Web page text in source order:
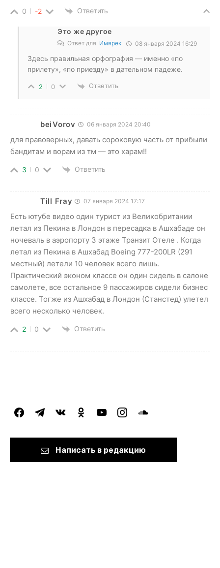
0 -2 Ответить
Это же другое
Ответ для Имярек 08 января 2024 16:29
Здесь правильная орфография — именно «по
прилету», «по приезду» в дательном падеже.
2 0 Ответить
beiVorov 06 января 2024 20:40
для правоверных, давать сороковую часть от прибыли
бандитам и ворам из тм — это харам!!
3 0 Ответить
Till Fray 07 января 2024 17:17
Есть ютубе видео один турист из Великобритании
летал из Пекина в Лондон в пересадка в Ашхабаде он
ночеваль в аэропорту 3 этаже Транзит Отеле . Когда
летал из Пекина в Ашхабад Boeing 777-200LR (291
местный) летели 10 человек всего лишь.
Практический эконом классе он один сидель в салоне
самолете, все остальное 9 пассажиров сидели бизнес
классе. Тогже из Ашхабад в Лондон (Станстед) улетел
всего несколько человек.
2 0 Ответить
facebooktelegramvkontakteodnoklassniki
youtubeinstagramsoundcloud
Написать в редакцию